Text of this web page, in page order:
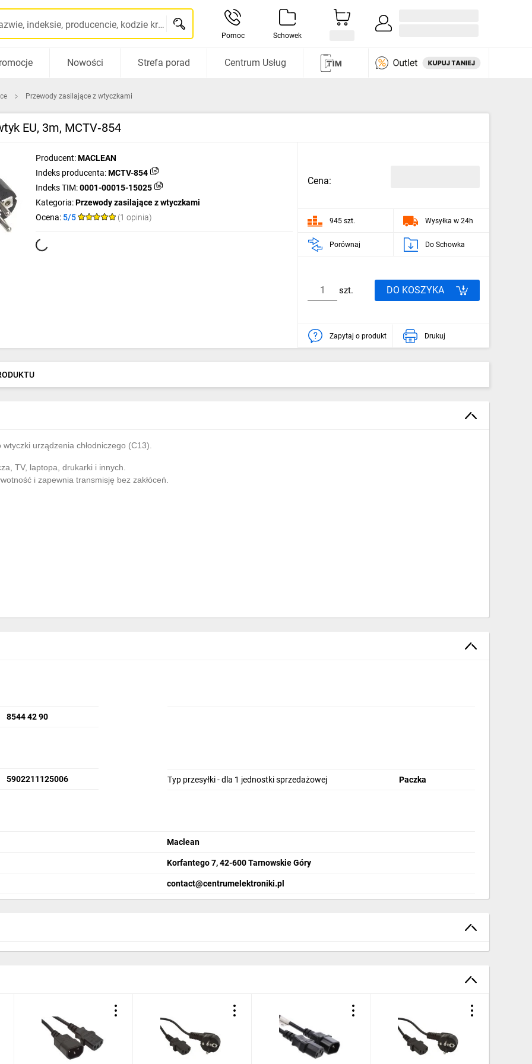
Szukaj po nazwie, indeksie, producencie, kodzie kreskowym...
Pomoc Schowek
Nowości Strefa porad Centrum Usług
Przewody zasilające z wtyczkami
EU, 3m, MCTV‑854
Producent:MACLEAN
Indeks producenta:MCTV-854
Indeks TIM:0001-00015-15025
Kategoria:Przewody zasilające z wtyczkami
Ocena: 5/5 (1 opinia)
Cena:
945 szt. Wysyłka w 24h
Porównaj Do Schowka
szt. DO KOSZYKA
Zapytaj o produkt Drukuj
urządzenia chłodniczego (C13).
TV, laptopa, drukarki i innych.
i zapewnia transmisję bez zakłóceń.
8544 42 90
5902211125006 Typ przesyłki - dla 1 jednostki sprzedażowej Paczka
Maclean
Korfantego 7, 42-600 Tarnowskie Góry
contact@centrumelektroniki.pl